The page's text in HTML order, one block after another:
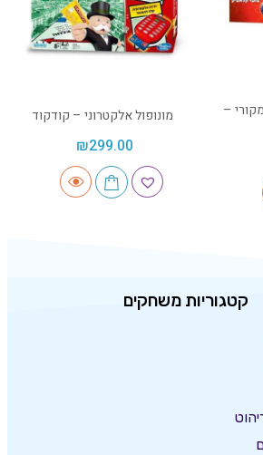
–
מונופול אלקטרוני – קודקוד
₪299.00
קטגוריות משחקים